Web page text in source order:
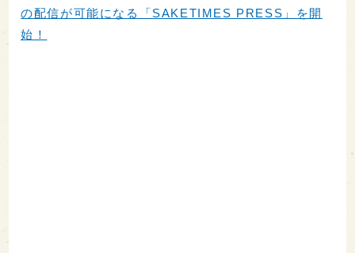
の配信が可能になる「SAKETIMES PRESS」を開
始！